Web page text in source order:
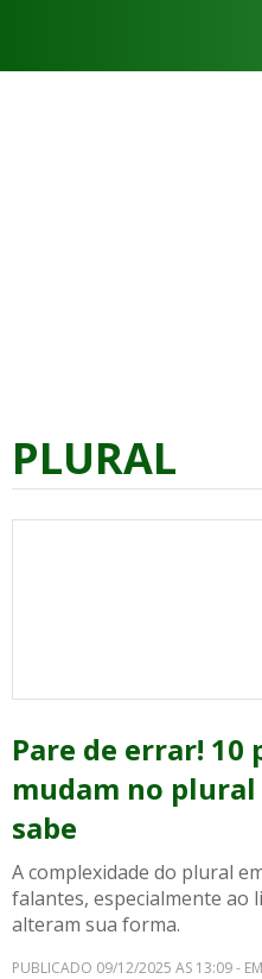
PLURAL
Pare de errar! 10
mudam no
sabe
A complexidade do plural
falantes, especialmente ao
alteram sua forma.
PUBLICADO 09/12/2025 AS 13:09 -